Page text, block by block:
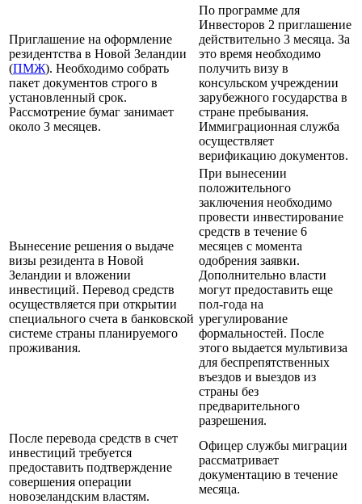
Приглашение на оформление
резидентства в Новой Зеландии
(ПМЖ). Необходимо собрать
пакет документов строго в
установленный срок.
Рассмотрение бумаг занимает
около 3 месяцев.
По программе для
Инвесторов 2 приглашение
действительно 3 месяца. За
это время необходимо
получить визу в
консульском учреждении
зарубежного государства в
стране пребывания.
Иммиграционная служба
осуществляет
верификацию документов.
Вынесение решения о выдаче
визы резидента в Новой
Зеландии и вложении
инвестиций. Перевод средств
осуществляется при открытии
специального счета в банковской
системе страны планируемого
проживания.
При вынесении
положительного
заключения необходимо
провести инвестирование
средств в течение 6
месяцев с момента
одобрения заявки.
Дополнительно власти
могут предоставить еще
пол-года на
урегулирование
формальностей. После
этого выдается мультивиза
для беспрепятственных
въездов и выездов из
страны без
предварительного
разрешения.
После перевода средств в счет
инвестиций требуется
предоставить подтверждение
совершения операции
новозеландским властям.
Офицер службы миграции
рассматривает
документацию в течение
месяца.